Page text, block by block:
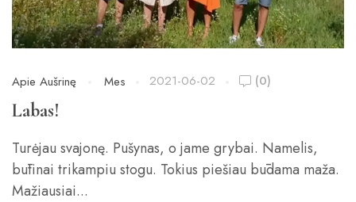
Apie Aušrinę Mes 2021-06-02 (0)
Labas!
Turėjau svajonę. Pušynas, o jame grybai. Namelis,
būtinai trikampiu stogu. Tokius piešiau būdama maža.
Mažiausiai...